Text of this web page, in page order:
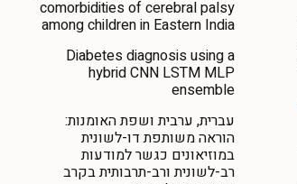
comorbidities of cerebral palsy
among children in Eastern India
Diabetes diagnosis using a
hybrid CNN LSTM MLP
ensemble
עברית, ערבית ושפת האומנות:
הוראה משותפת דו-לשונית
במוזיאונים כגשר למודעות
רב-לשונית ורב-תרבותית בקרב